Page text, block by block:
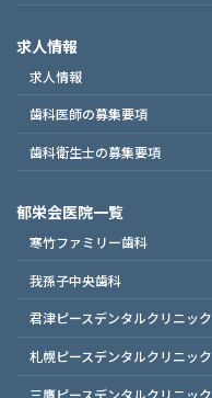
求人情報
求人情報
歯科医師の募集要項
歯科衛生士の募集要項
郁栄会医院一覧
寒竹ファミリー歯科
我孫子中央歯科
君津ピースデンタルクリニック
札幌ピースデンタルクリニック
三鷹ピースデンタルクリニック